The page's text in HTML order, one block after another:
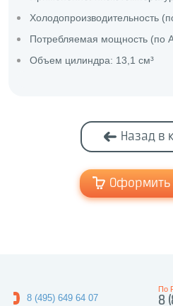
Холодопроизводительность
Потребляемая мощность (по
Объем цилиндра: 13,1 см³
Назад в
Оформить
8 (495) 649 64 07
8
По